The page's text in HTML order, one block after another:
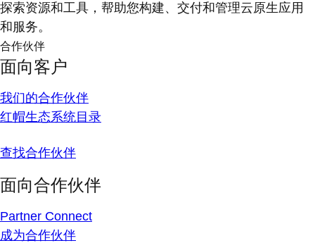
探索资源和工具，帮助您构建、交付和管理云原生应用
和服务。
合作伙伴
面向客户
我们的合作伙伴
红帽生态系统目录
查找合作伙伴
面向合作伙伴
Partner Connect
成为合作伙伴